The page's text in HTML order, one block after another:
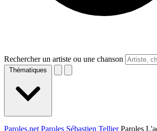
Rechercher un artiste ou une chanson
Thématiques
Paroles.net Paroles Sébastien Tellier Paroles